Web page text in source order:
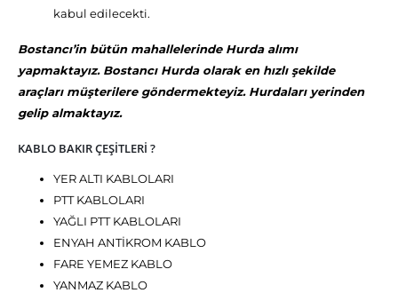
kabul edilecekti.
Bostancı’in bütün mahallelerinde Hurda alımı
yapmaktayız. Bostancı Hurda olarak en hızlı şekilde
araçları müşterilere göndermekteyiz. Hurdaları yerinden
gelip almaktayız.
KABLO BAKIR ÇEŞİTLERİ ?
YER ALTI KABLOLARI
PTT KABLOLARI
YAĞLI PTT KABLOLARI
ENYAH ANTİKROM KABLO
FARE YEMEZ KABLO
YANMAZ KABLO